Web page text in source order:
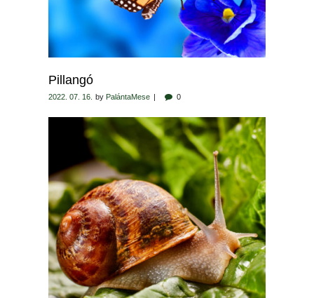
Pillangó
2022. 07. 16. by PalántaMese 0